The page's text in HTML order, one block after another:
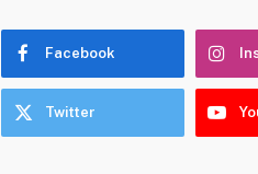
Facebook
Twitter